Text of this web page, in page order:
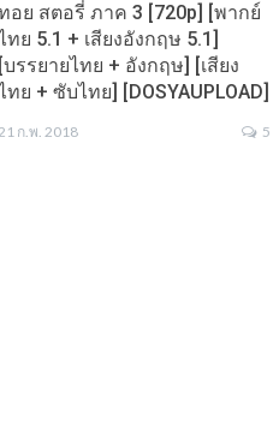
อย สตอรี่ ภาค 3 [720p] [พากย์
ทย 5.1 + เสียงอังกฤษ 5.1]
[บรรยายไทย + อังกฤษ] [เสียง
ทย + ซับไทย] [DOSYAUPLOAD]
ก.พ. 2018 5